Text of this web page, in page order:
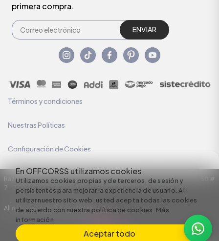
En OFFCORSS utilizamos cookies
Utilizamos cookies propias y de terceros, de sesión y
persistentes para mejorar la experiencia de usuario. Al
utilizar nuestro sitio web, usted acepta todas las cookies
de acuerdo con nuestra política de cookies. Más
información
Aceptar todo
primera compra.
ENVIAR
Términos y condiciones
Nuestras Políticas
Configuración de Cookies
Razón Social: C.I HERMECO S.A. NIT: 890924167-6 Dirección: Carrera 50 #
7 – 35
All rights reserved empowered by